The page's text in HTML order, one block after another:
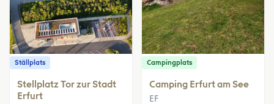
Ställplats
Stellplatz Tor zur Stadt
Erfurt
Campingplats
Camping Erfurt am See
EF